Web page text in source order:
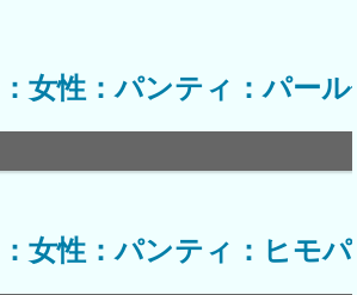
女性：パンティ：パー
女性：パンティ：ヒモ